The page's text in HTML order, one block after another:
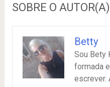
SOBRE O
Betty
Sou Bety
formada
escrever.